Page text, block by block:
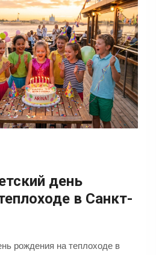
день
в Санкт-
рождения на теплоходе в